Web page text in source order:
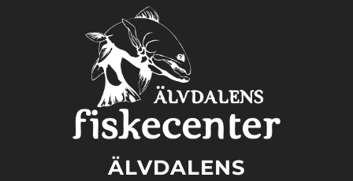
ÄLVDALENS